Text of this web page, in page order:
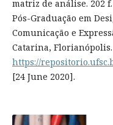
matriz de análise. 202
Pós-Graduação em
Comunicação e
Catarina, Florianópolis.
https://
[24 June 2020].